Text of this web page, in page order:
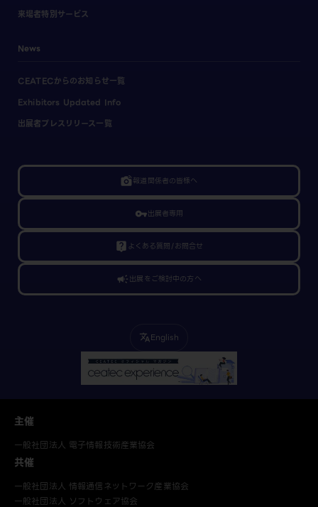
来場者特別サービス
News
CEATECからのお知らせ一覧
Exhibitors Updated Info
出展者プレスリリース一覧
linked_camera報道関係者の皆様へ
vpn_key出展者専用
live_help よくある質問/お問合せ
campaign出展をご検討中の方へ
translateEnglish
主催
一般社団法人 電子情報技術産業協会
共催
一般社団法人 情報通信ネットワーク産業協会
一般社団法人 ソフトウェア協会